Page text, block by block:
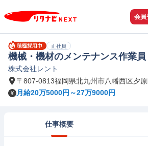
会員
正社員
機械・機材のメンテナンス作業員
株式会社レント
〒807-0813福岡県北九州市八幡西区夕
月給20万5000円～27万9000円
仕事概要